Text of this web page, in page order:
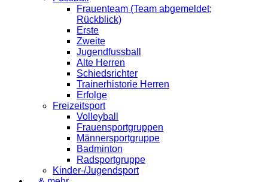
Frauenteam (Team abgemeldet;
Rückblick)
Erste
Zweite
Jugendfussball
Alte Herren
Schiedsrichter
Trainerhistorie Herren
Erfolge
Freizeitsport
Volleyball
Frauensportgruppen
Männersportgruppe
Badminton
Radsportgruppe
Kinder-/Jugendsport